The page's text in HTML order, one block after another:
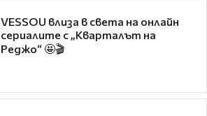
VESSOU влиза в света на онлайн
сериалите с „Кварталът на
Реджо“ 🤩🎬